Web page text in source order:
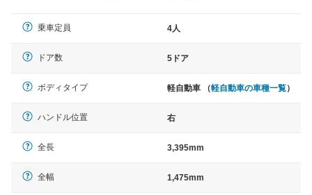
乗車定員 4人
ドア数 5ドア
ボディタイプ 軽自動車 （軽自動車の車種一覧）
ハンドル位置 右
全長 3,395mm
全幅 1,475mm